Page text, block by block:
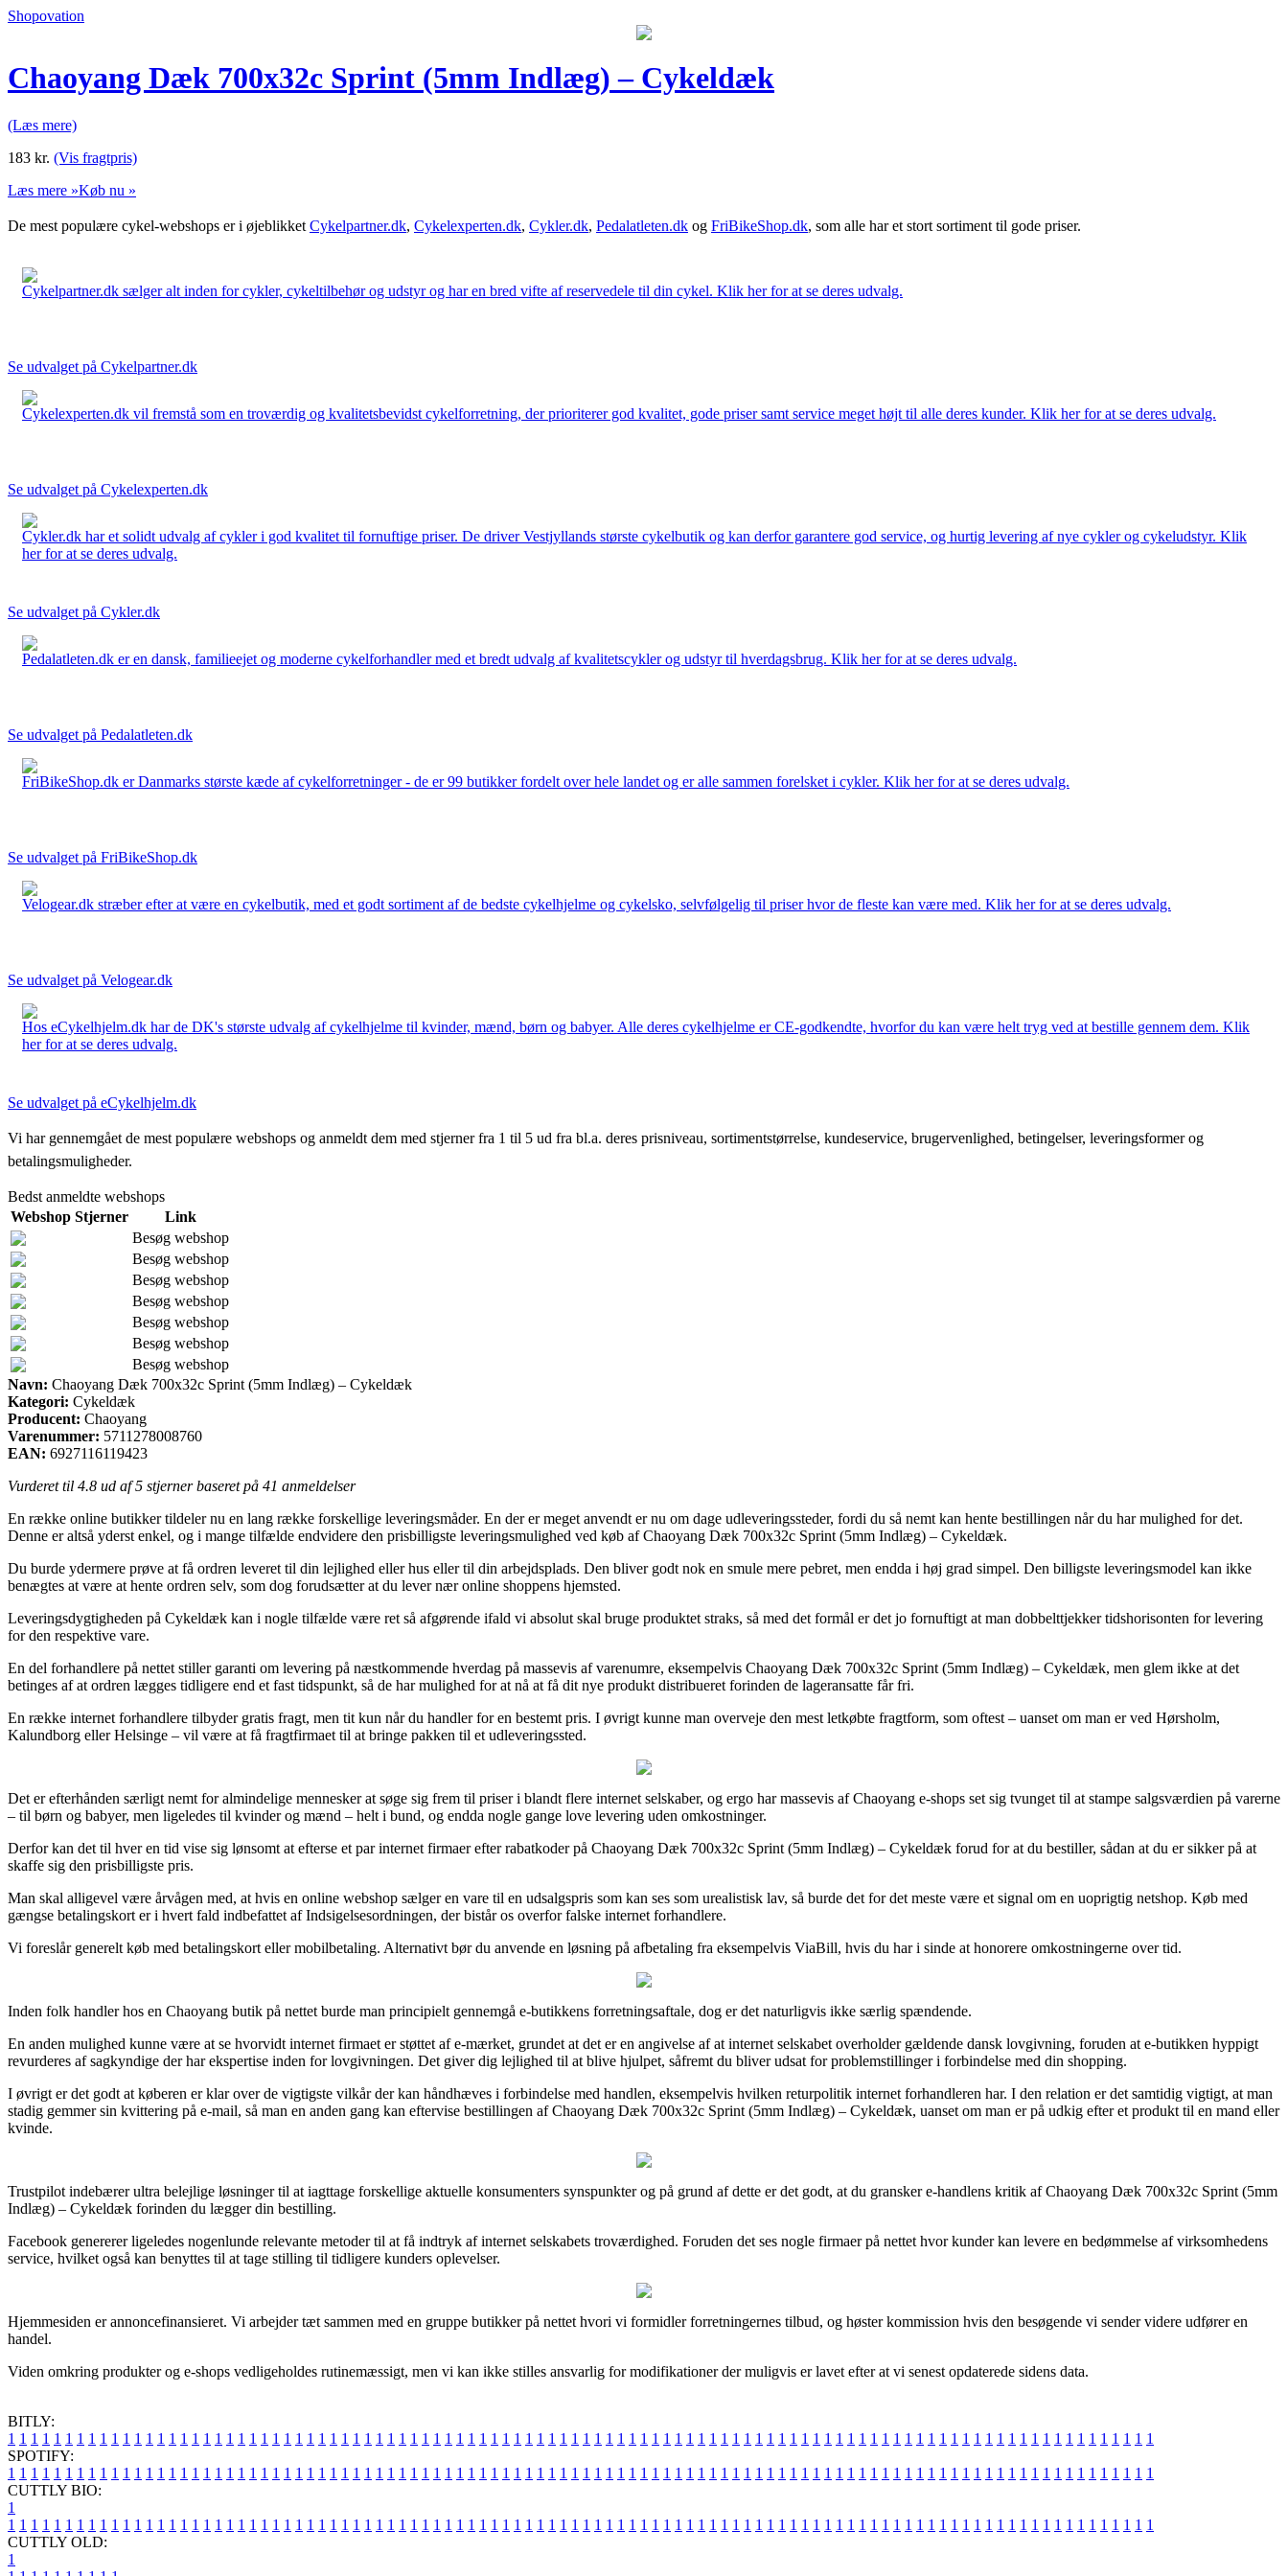
Shopovation
Chaoyang Dæk 700x32c Sprint (5mm Indlæg) – Cykeldæk
(Læs mere)
183 kr. (Vis fragtpris)
Læs mere »Køb nu »
De mest populære cykel-webshops er i øjeblikket Cykelpartner.dk, Cykelexperten.dk, Cykler.dk, Pedalatleten.dk og FriBikeShop.dk, som alle har et stort sortiment til gode priser.
Cykelpartner.dk sælger alt inden for cykler, cykeltilbehør og udstyr og har en bred vifte af reservedele til din cykel. Klik her for at se deres udvalg.
Se udvalget på Cykelpartner.dk
Cykelexperten.dk vil fremstå som en troværdig og kvalitetsbevidst cykelforretning, der prioriterer god kvalitet, gode priser samt service meget højt til alle deres kunder. Klik her for at se deres udvalg.
Se udvalget på Cykelexperten.dk
Cykler.dk har et solidt udvalg af cykler i god kvalitet til fornuftige priser. De driver Vestjyllands største cykelbutik og kan derfor garantere god service, og hurtig levering af nye cykler og cykeludstyr. Klik
her for at se deres udvalg.
Se udvalget på Cykler.dk
Pedalatleten.dk er en dansk, familieejet og moderne cykelforhandler med et bredt udvalg af kvalitetscykler og udstyr til hverdagsbrug. Klik her for at se deres udvalg.
Se udvalget på Pedalatleten.dk
FriBikeShop.dk er Danmarks største kæde af cykelforretninger - de er 99 butikker fordelt over hele landet og er alle sammen forelsket i cykler. Klik her for at se deres udvalg.
Se udvalget på FriBikeShop.dk
Velogear.dk stræber efter at være en cykelbutik, med et godt sortiment af de bedste cykelhjelme og cykelsko, selvfølgelig til priser hvor de fleste kan være med. Klik her for at se deres udvalg.
Se udvalget på Velogear.dk
Hos eCykelhjelm.dk har de DK's største udvalg af cykelhjelme til kvinder, mænd, børn og babyer. Alle deres cykelhjelme er CE-godkendte, hvorfor du kan være helt tryg ved at bestille gennem dem. Klik
her for at se deres udvalg.
Se udvalget på eCykelhjelm.dk
Vi har gennemgået de mest populære webshops og anmeldt dem med stjerner fra 1 til 5 ud fra bl.a. deres prisniveau, sortimentstørrelse, kundeservice, brugervenlighed, betingelser, leveringsformer og
betalingsmuligheder.
Bedst anmeldte webshops
Webshop Stjerner
Link
Besøg webshop
Besøg webshop
Besøg webshop
Besøg webshop
Besøg webshop
Besøg webshop
Besøg webshop
Navn: Chaoyang Dæk 700x32c Sprint (5mm Indlæg) – Cykeldæk
Kategori: Cykeldæk
Producent: Chaoyang
Varenummer: 5711278008760
EAN: 6927116119423
Vurderet til 4.8 ud af 5 stjerner baseret på 41 anmeldelser
En række online butikker tildeler nu en lang række forskellige leveringsmåder. En der er meget anvendt er nu om dage udleveringssteder, fordi du så nemt kan hente bestillingen når du har mulighed for det.
Denne er altså yderst enkel, og i mange tilfælde endvidere den prisbilligste leveringsmulighed ved køb af Chaoyang Dæk 700x32c Sprint (5mm Indlæg) – Cykeldæk.
Du burde ydermere prøve at få ordren leveret til din lejlighed eller hus eller til din arbejdsplads. Den bliver godt nok en smule mere pebret, men endda i høj grad simpel. Den billigste leveringsmodel kan ikke
benægtes at være at hente ordren selv, som dog forudsætter at du lever nær online shoppens hjemsted.
Leveringsdygtigheden på Cykeldæk kan i nogle tilfælde være ret så afgørende ifald vi absolut skal bruge produktet straks, så med det formål er det jo fornuftigt at man dobbelttjekker tidshorisonten for levering
for den respektive vare.
En del forhandlere på nettet stiller garanti om levering på næstkommende hverdag på massevis af varenumre, eksempelvis Chaoyang Dæk 700x32c Sprint (5mm Indlæg) – Cykeldæk, men glem ikke at det
betinges af at ordren lægges tidligere end et fast tidspunkt, så de har mulighed for at nå at få dit nye produkt distribueret forinden de lageransatte får fri.
En række internet forhandlere tilbyder gratis fragt, men tit kun når du handler for en bestemt pris. I øvrigt kunne man overveje den mest letkøbte fragtform, som oftest – uanset om man er ved Hørsholm,
Kalundborg eller Helsinge – vil være at få fragtfirmaet til at bringe pakken til et udleveringssted.
Det er efterhånden særligt nemt for almindelige mennesker at søge sig frem til priser i blandt flere internet selskaber, og ergo har massevis af Chaoyang e-shops set sig tvunget til at stampe salgsværdien på varerne
– til børn og babyer, men ligeledes til kvinder og mænd – helt i bund, og endda nogle gange love levering uden omkostninger.
Derfor kan det til hver en tid vise sig lønsomt at efterse et par internet firmaer efter rabatkoder på Chaoyang Dæk 700x32c Sprint (5mm Indlæg) – Cykeldæk forud for at du bestiller, sådan at du er sikker på at
skaffe sig den prisbilligste pris.
Man skal alligevel være årvågen med, at hvis en online webshop sælger en vare til en udsalgspris som kan ses som urealistisk lav, så burde det for det meste være et signal om en uoprigtig netshop. Køb med
gængse betalingskort er i hvert fald indbefattet af Indsigelsesordningen, der bistår os overfor falske internet forhandlere.
Vi foreslår generelt køb med betalingskort eller mobilbetaling. Alternativt bør du anvende en løsning på afbetaling fra eksempelvis ViaBill, hvis du har i sinde at honorere omkostningerne over tid.
Inden folk handler hos en Chaoyang butik på nettet burde man principielt gennemgå e-butikkens forretningsaftale, dog er det naturligvis ikke særlig spændende.
En anden mulighed kunne være at se hvorvidt internet firmaet er støttet af e-mærket, grundet at det er en angivelse af at internet selskabet overholder gældende dansk lovgivning, foruden at e-butikken hyppigt
revurderes af sagkyndige der har ekspertise inden for lovgivningen. Det giver dig lejlighed til at blive hjulpet, såfremt du bliver udsat for problemstillinger i forbindelse med din shopping.
I øvrigt er det godt at køberen er klar over de vigtigste vilkår der kan håndhæves i forbindelse med handlen, eksempelvis hvilken returpolitik internet forhandleren har. I den relation er det samtidig vigtigt, at man
stadig gemmer sin kvittering på e-mail, så man en anden gang kan eftervise bestillingen af Chaoyang Dæk 700x32c Sprint (5mm Indlæg) – Cykeldæk, uanset om man er på udkig efter et produkt til en mand eller
kvinde.
Trustpilot indebærer ultra belejlige løsninger til at iagttage forskellige aktuelle konsumenters synspunkter og på grund af dette er det godt, at du gransker e-handlens kritik af Chaoyang Dæk 700x32c Sprint (5mm
Indlæg) – Cykeldæk forinden du lægger din bestilling.
Facebook genererer ligeledes nogenlunde relevante metoder til at få indtryk af internet selskabets troværdighed. Foruden det ses nogle firmaer på nettet hvor kunder kan levere en bedømmelse af virksomhedens
service, hvilket også kan benyttes til at tage stilling til tidligere kunders oplevelser.
Hjemmesiden er annoncefinansieret. Vi arbejder tæt sammen med en gruppe butikker på nettet hvori vi formidler forretningernes tilbud, og høster kommission hvis den besøgende vi sender videre udfører en
handel.
Viden omkring produkter og e-shops vedligeholdes rutinemæssigt, men vi kan ikke stilles ansvarlig for modifikationer der muligvis er lavet efter at vi senest opdaterede sidens data.
BITLY:
1 1 1 1 1 1 1 1 1 1 1 1 1 1 1 1 1 1 1 1 1 1 1 1 1 1 1 1 1 1 1 1 1 1 1 1 1 1 1 1 1 1 1 1 1 1 1 1 1 1 1 1 1 1 1 1 1 1 1 1 1 1 1 1 1 1 1 1 1 1 1 1 1 1 1 1 1 1 1 1 1 1 1 1 1 1 1 1 1 1 1 1 1 1 1 1 1 1 1 1
SPOTIFY:
1 1 1 1 1 1 1 1 1 1 1 1 1 1 1 1 1 1 1 1 1 1 1 1 1 1 1 1 1 1 1 1 1 1 1 1 1 1 1 1 1 1 1 1 1 1 1 1 1 1 1 1 1 1 1 1 1 1 1 1 1 1 1 1 1 1 1 1 1 1 1 1 1 1 1 1 1 1 1 1 1 1 1 1 1 1 1 1 1 1 1 1 1 1 1 1 1 1 1 1
CUTTLY BIO:
1
1 1 1 1 1 1 1 1 1 1 1 1 1 1 1 1 1 1 1 1 1 1 1 1 1 1 1 1 1 1 1 1 1 1 1 1 1 1 1 1 1 1 1 1 1 1 1 1 1 1 1 1 1 1 1 1 1 1 1 1 1 1 1 1 1 1 1 1 1 1 1 1 1 1 1 1 1 1 1 1 1 1 1 1 1 1 1 1 1 1 1 1 1 1 1 1 1 1 1 1
CUTTLY OLD:
1